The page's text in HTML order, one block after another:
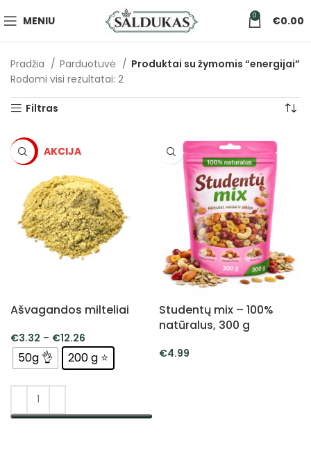
MENIU 0 €0.00
Pradžia Parduotuvė
Produktai su žymomis “energijai”
Rodomi visi rezultatai: 2
Filtras
-5%
Ašvagandos milteliai
€3.32 – €12.26
50g 👌 200 g ⭐
Studentų mix – 100%
natūralus, 300 g
€4.99